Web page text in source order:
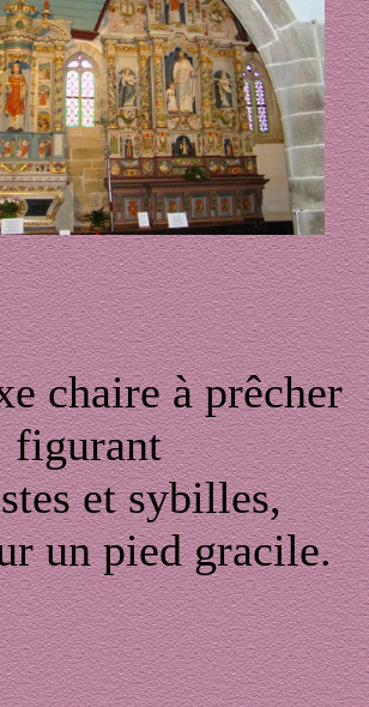
chaire à prêcher
figurant
et sybilles,
un pied gracile.